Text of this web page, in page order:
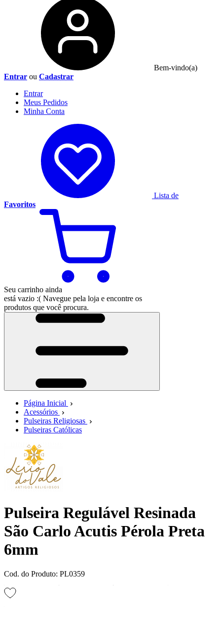
Bem-vindo(a)
Entrar ou Cadastrar
Entrar
Meus Pedidos
Minha Conta
Lista de
Favoritos
Seu carrinho ainda
está vazio :( Navegue pela loja e encontre os
produtos que você procura.
Página Inicial
Acessórios
Pulseiras Religiosas
Pulseiras Católicas
Pulseira Regulável Resinada
São Carlo Acutis Pérola Preta
6mm
Cod. do Produto: PL0359